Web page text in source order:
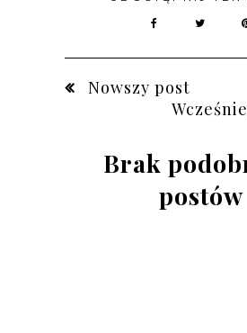
Nowszy post
Brak
postów